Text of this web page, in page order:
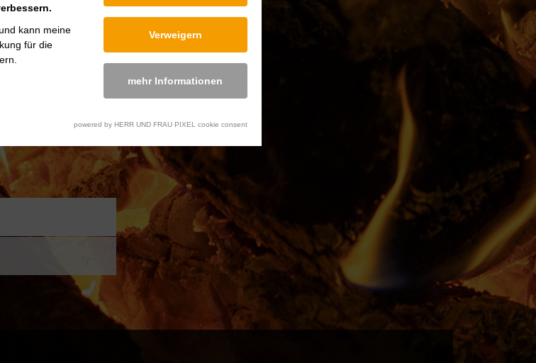
kann meine
für die
Verweigern
mehr Informationen
powered by HERR UND FRAU PIXEL cookie consent